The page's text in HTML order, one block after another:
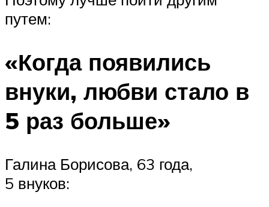
путем:
«Когда появились
внуки, любви стало в
5 раз больше»
Галина Борисова, 63 года,
5 внуков: